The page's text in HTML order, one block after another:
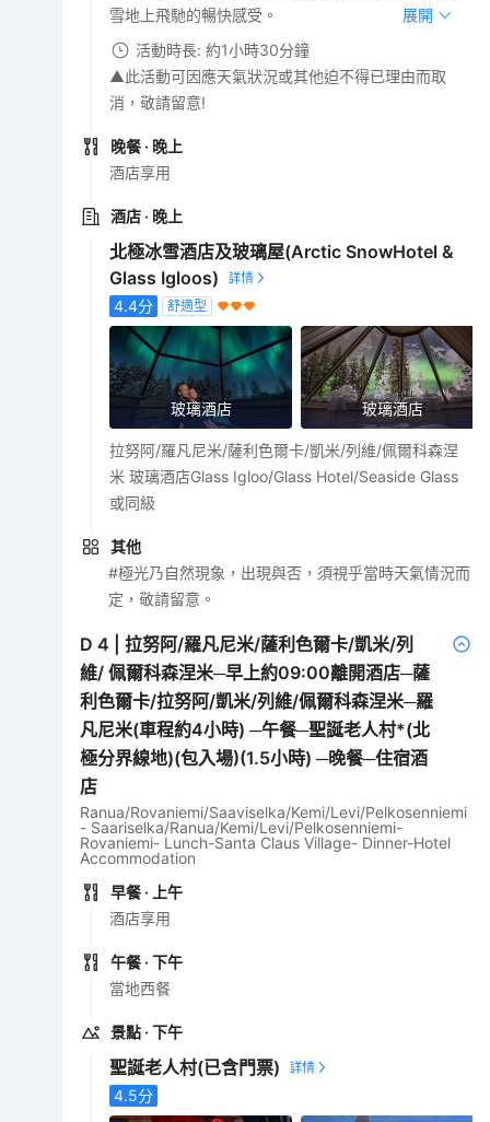
雪地上飛馳的暢快感受。
展開
活動時長: 約1小時30分鐘
▲此活動可因應天氣狀況或其他迫不得已理由而取
消，敬請留意!
晚餐 · 晚上
酒店享用
酒店 · 晚上
北極冰雪酒店及玻璃屋(Arctic SnowHotel &
Glass Igloos)
4.4分 舒適型
玻璃酒店 玻璃酒店
拉努阿/羅凡尼米/薩利色爾卡/凱米/列維/佩爾科森涅
米 玻璃酒店Glass Igloo/Glass Hotel/Seaside Glass
或同級
其他
#極光乃自然現象，出現與否，須視乎當時天氣情況而
定，敬請留意。
D4 |拉努阿/羅凡尼米/薩利色爾卡/凱米/列
維/ 佩爾科森涅米─早上約09:00離開酒店─薩
利色爾卡/拉努阿/凱米/列維/佩爾科森涅米─羅
凡尼米(車程約4小時) ─午餐─聖誕老人村*(北
極分界線地)(包入場)(1.5小時) ─晚餐─住宿酒
店
Ranua/Rovaniemi/Saaviselka/Kemi/Levi/Pelkosenniemi
- Saariselka/Ranua/Kemi/Levi/Pelkosenniemi-
Rovaniemi- Lunch-Santa Claus Village- Dinner-Hotel
Accommodation
早餐 · 上午
酒店享用
午餐 · 下午
當地西餐
景點 · 下午
聖誕老人村(已含門票)
4.5分